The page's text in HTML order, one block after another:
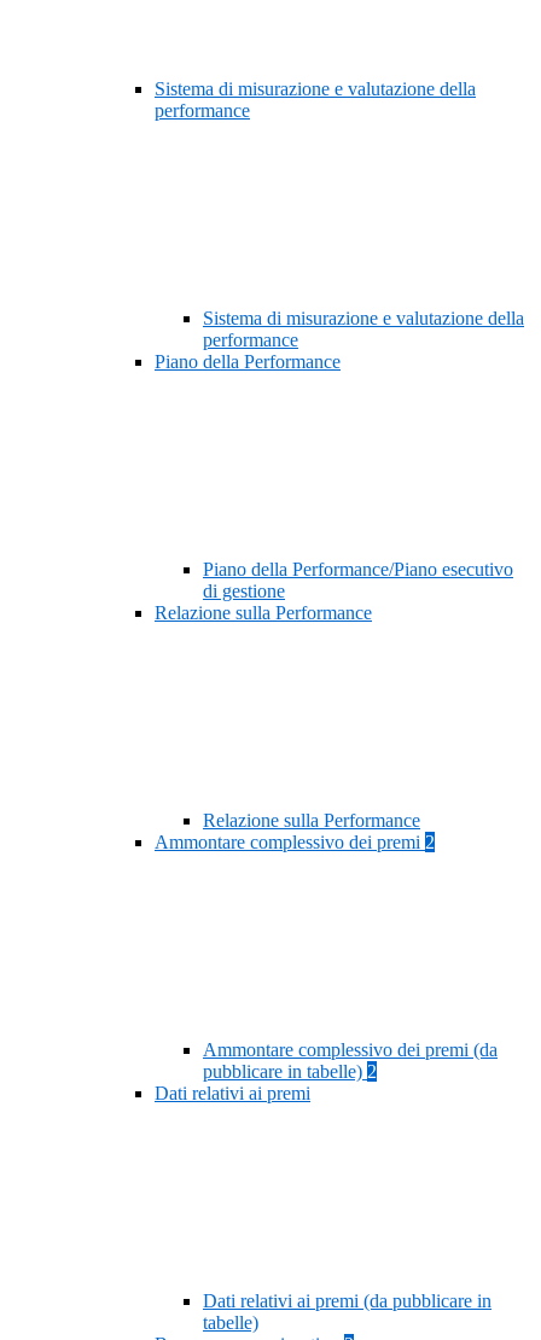
Sistema di misurazione e valutazione della
performance
Sistema di misurazione e valutazione della
performance
Piano della Performance
Piano della Performance/Piano esecutivo
di gestione
Relazione sulla Performance
Relazione sulla Performance
Ammontare complessivo dei premi 2
Ammontare complessivo dei premi (da
pubblicare in tabelle) 2
Dati relativi ai premi
Dati relativi ai premi (da pubblicare in
tabelle)